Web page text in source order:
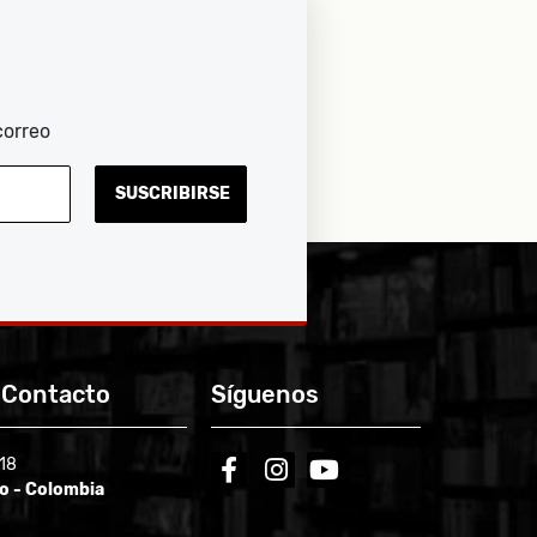
SUSCRIBIRSE
- Colombia
Síguenos
facebookinstagramyoutube